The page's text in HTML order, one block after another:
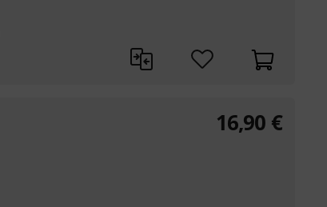
16,90 €